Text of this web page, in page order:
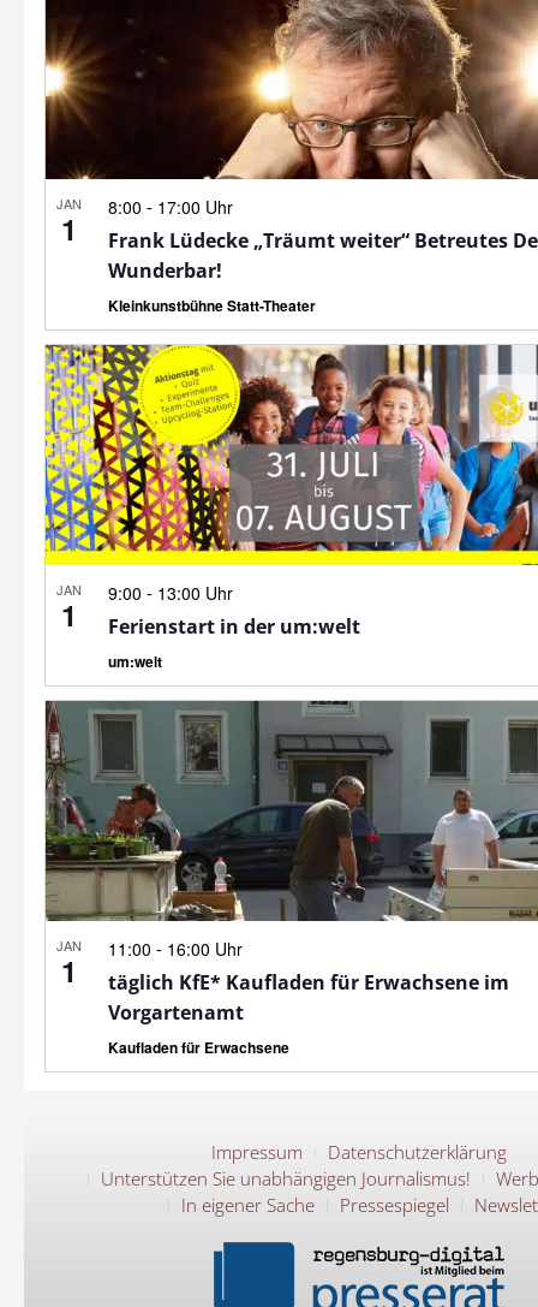
JAN
1
8:00 - 17:00 Uhr
Frank Lüdecke „Träumt weiter“ Betreutes
Wunderbar!
Kleinkunstbühne Statt-Theater
JAN
1
9:00 - 13:00 Uhr
Ferienstart in der um:welt
um:welt
JAN
1
11:00 - 16:00 Uhr
täglich KfE* Kaufladen für Erwachsene im
Vorgartenamt
Kaufladen für Erwachsene
Impressum
Datenschutzerklärung
Unterstützen Sie unabhängigen Journalismus!
In eigener Sache
Pressespiegel